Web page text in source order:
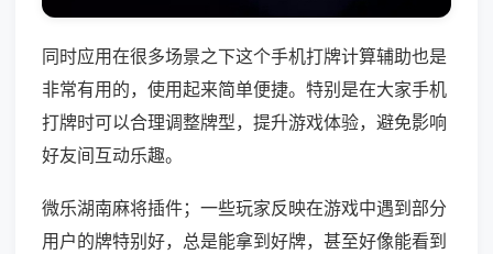
同时应用在很多场景之下这个手机打牌计算辅助也是
非常有用的，使用起来简单便捷。特别是在大家手机
打牌时可以合理调整牌型，提升游戏体验，避免影响
好友间互动乐趣。
微乐湖南麻将插件；一些玩家反映在游戏中遇到部分
用户的牌特别好，总是能拿到好牌，甚至好像能看到